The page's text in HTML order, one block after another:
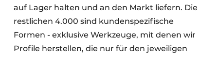
auf Lager halten und an den Markt liefern. Die
restlichen 4.000 sind kundenspezifische
Formen - exklusive Werkzeuge, mit denen wir
Profile herstellen, die nur für den jeweiligen